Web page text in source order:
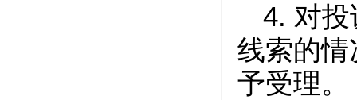
4. 对
线索的
予受理。